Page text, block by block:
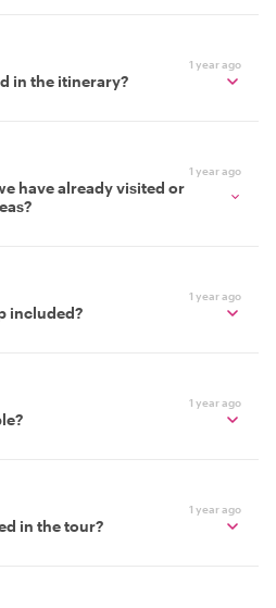
1 year ago
in the itinerary?
1 year ago
have already visited or
1 year ago
included?
1 year ago
1 year ago
in the tour?